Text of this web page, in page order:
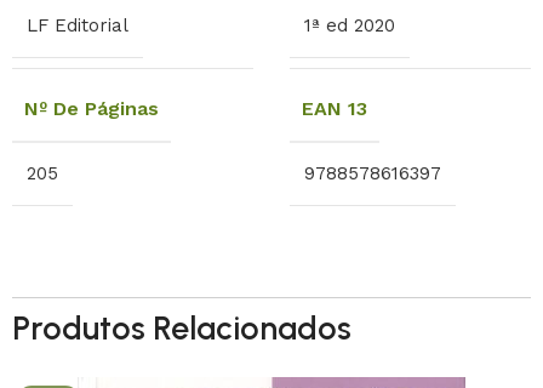
LF Editorial 1ª ed 2020
Nº De Páginas
205
EAN 13
9788578616397
Produtos Relacionados